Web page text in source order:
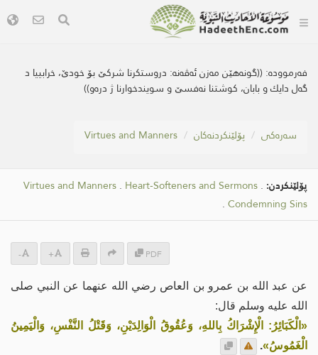
فەرموودە: ((گونه‌هێن مه‌زن ئه‌ڤه‌نه‌: دروستكرنا شركێ بۆ خودێ، خرابییا د
گه‌ل دایك و بابان، كوشتنا نه‌فسێ و سویندخوارنا ژ دره‌و))
سه‌ره‌كی پۆلێنکردنەکان Virtues and Manners
پۆلێنکردن: Virtues and Manners . Heart-Softeners and Sermons .
Condemning Sins
.
PDF
+
-
عن عبد الله بن عمرو بن العاص رضي الله عنهما عن النبي صلى
الله عليه وسلم قال:
«الْكَبَائِرُ: الْإِشْرَاكُ بِاللهِ، وَعُقُوقُ الْوَالِدَيْنِ، وَقَتْلُ النَّفْسِ، وَالْيَمِينُ
الْغَمُوسُ».